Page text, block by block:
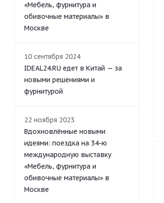
«Мебель, фурнитура и
обивочные материалы» в
Москве
10 сентября 2024
IDEAL24.RU едет в Китай — за
новыми решениями и
фурнитурой
22 ноября 2023
Вдохновлённые новыми
идеями: поездка на 34-ю
международную выставку
«Мебель, фурнитура и
обивочные материалы» в
Москве